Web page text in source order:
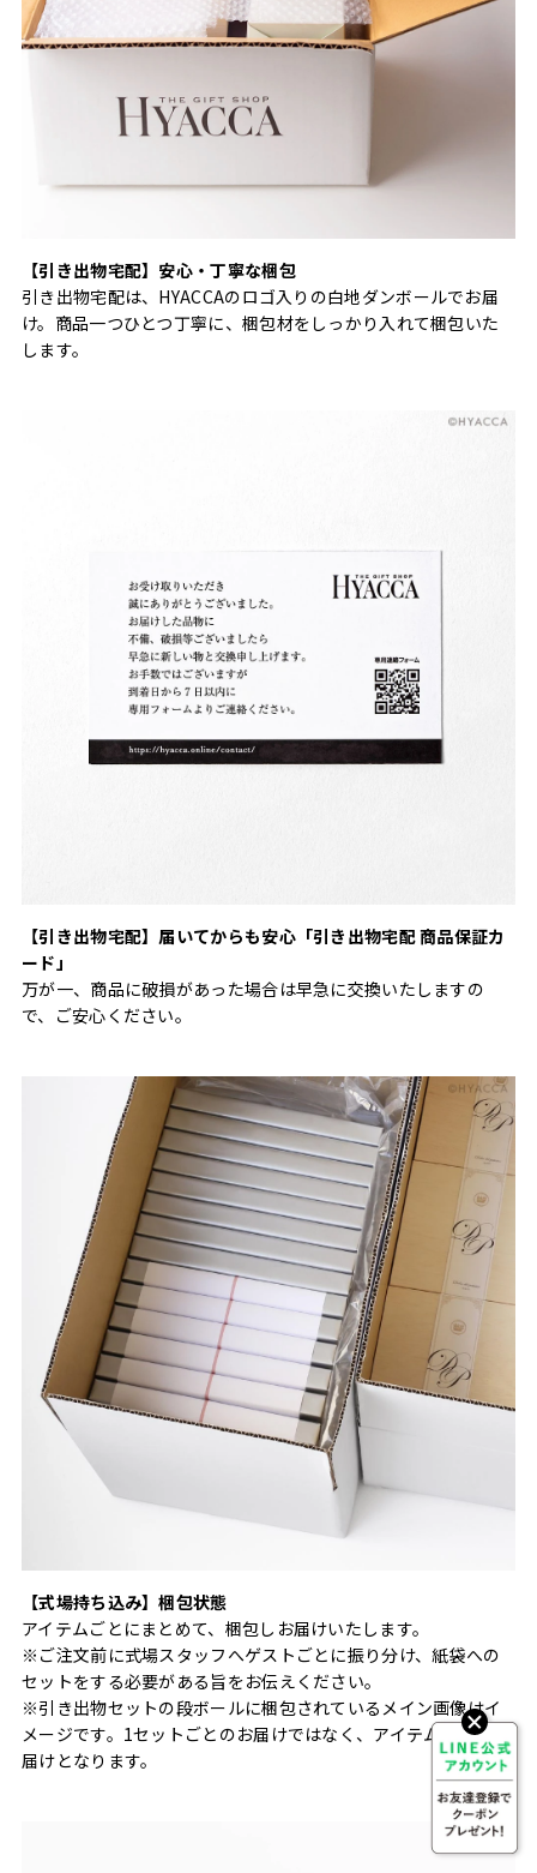
【引き出物宅配】安心・丁寧な梱包
引き出物宅配は、HYACCAのロゴ入りの白地ダンボールでお届
け。商品一つひとつ丁寧に、梱包材をしっかり入れて梱包いた
します。
【引き出物宅配】届いてからも安心「引き出物宅配 商品保証カ
ード」
万が一、商品に破損があった場合は早急に交換いたしますの
で、ご安心ください。
【式場持ち込み】梱包状態
アイテムごとにまとめて、梱包しお届けいたします。
※ご注文前に式場スタッフへゲストごとに振り分け、紙袋への
セットをする必要がある旨をお伝えください。
※引き出物セットの段ボールに梱包されているメイン画像はイ
メージです。1セットごとのお届けではなく、アイテムごとにお
届けとなります。